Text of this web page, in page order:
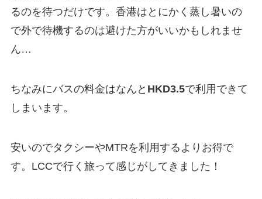
るのを待つだけです。香港はとにかく蒸し暑いの
で外で待機するのは避けた方がいいかもしれませ
ん…
ちなみにバスの料金はなんと HKD3.5で利用できて
しまいます。
安いのでタクシーやMTRを利用するよりお得で
す。LCCで行く旅って感じがしてきました！